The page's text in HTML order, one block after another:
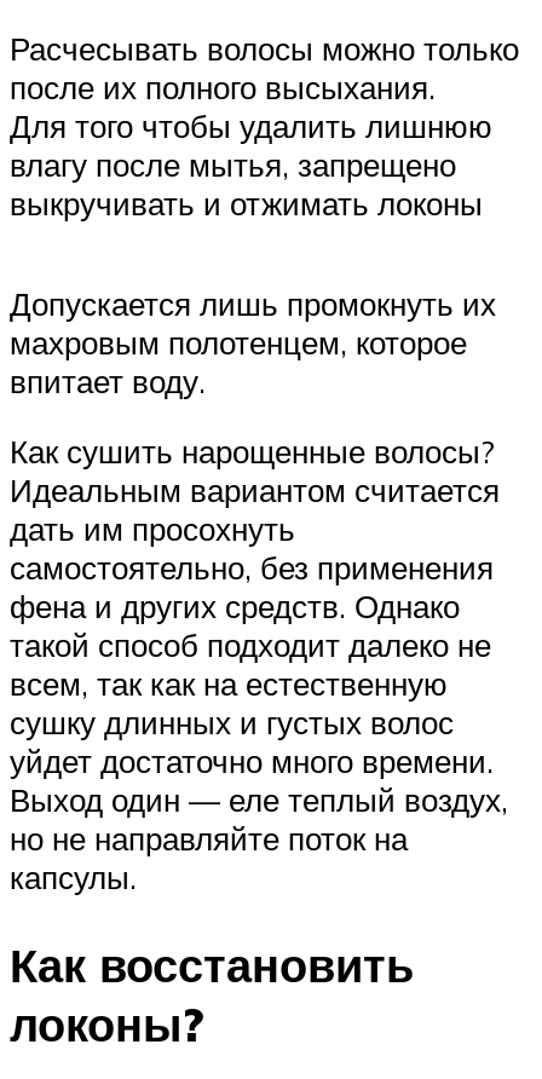
Расчесывать волосы можно только
после их полного высыхания.
Для того чтобы удалить лишнюю
влагу после мытья, запрещено
выкручивать и отжимать локоны
Допускается лишь промокнуть их
махровым полотенцем, которое
впитает воду.
Как сушить нарощенные волосы?
Идеальным вариантом считается
дать им просохнуть
самостоятельно, без применения
фена и других средств. Однако
такой способ подходит далеко не
всем, так как на естественную
сушку длинных и густых волос
уйдет достаточно много времени.
Выход один — еле теплый воздух,
но не направляйте поток на
капсулы.
Как восстановить
локоны?